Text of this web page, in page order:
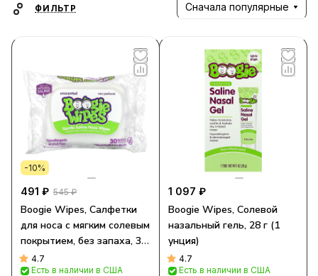
ФИЛЬТР Сначала популярные
-10%
491 ₽ 545 ₽
Boogie Wipes, Салфетки
для носа с мягким солевым
покрытием, без запаха, 30
салфеток
4.7
Есть в наличии в США
1 097 ₽
Boogie Wipes, Солевой
назальный гель, 28 г (1
унция)
4.7
Есть в наличии в США